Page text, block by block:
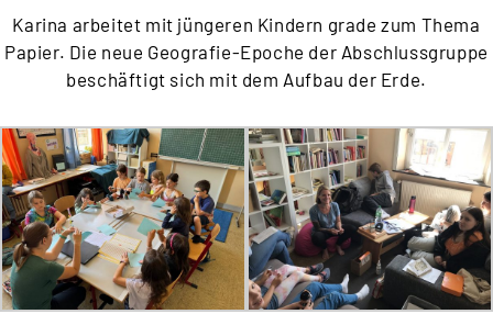
Karina arbeitet mit jüngeren Kindern grade zum Thema
Papier. Die neue Geografie-Epoche der Abschlussgruppe
beschäftigt sich mit dem Aufbau der Erde.